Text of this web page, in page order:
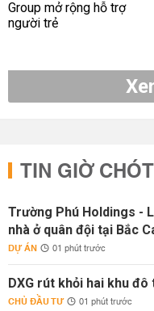
TIN GIỜ CHÓT
Trường Phú Holdings -
nhà ở quân đội tại Bắc
DỰ ÁN 01 phút trước
DXG rút khỏi hai khu đô
CHỦ ĐẦU TƯ 01 phút trước